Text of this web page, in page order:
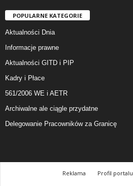
POPULARNE KATEGORIE
Aktualności Dnia
Informacje prawne
Aktualności GITD i PIP
Kadry i Płace
561/2006 WE i AETR
Archiwalne ale ciągle przydatne
Delegowanie Pracowników za Granicę
Reklama Profil portalu